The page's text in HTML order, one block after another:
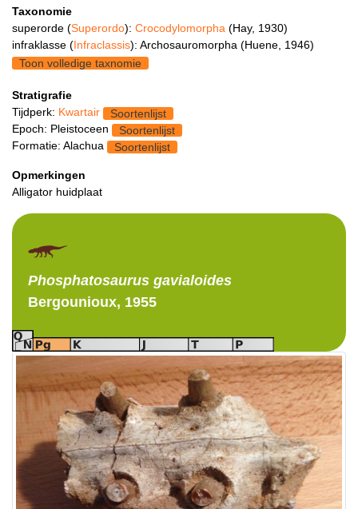
Taxonomie
superorde (Superordo): Crocodylomorpha (Hay, 1930)
infraklasse (Infraclassis): Archosauromorpha (Huene, 1946)
Toon volledige taxnomie
Stratigrafie
Tijdperk: Kwartair
Soortenlijst
Epoch: Pleistoceen
Soortenlijst
Formatie: Alachua
Soortenlijst
Opmerkingen
Alligator huidplaat
Phosphatosaurus gavialoides
Bergounioux, 1955